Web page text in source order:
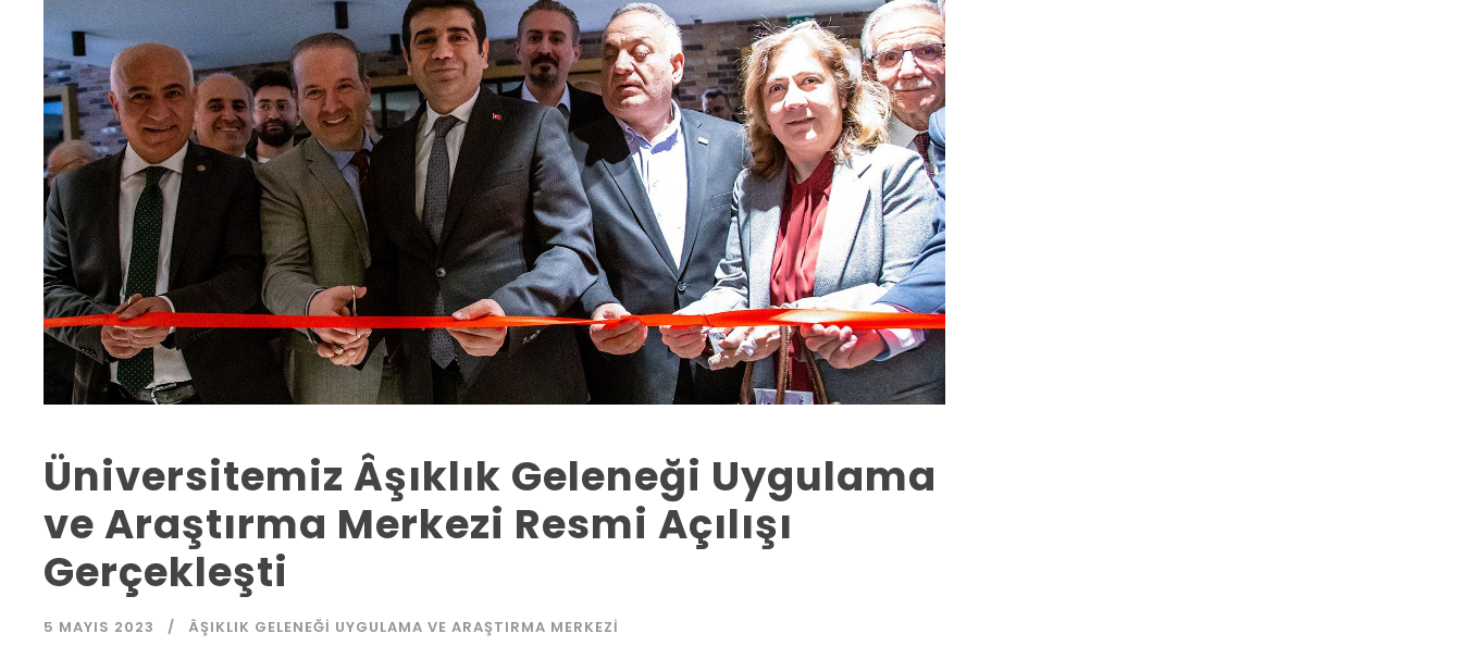
Üniversitemiz Âşıklık Geleneği Uygulama
ve Araştırma Merkezi Resmi Açılışı
Gerçekleşti
5 MAYIS 2023 ÂŞIKLIK GELENEĞI UYGULAMA VE ARAŞTIRMA MERKEZI